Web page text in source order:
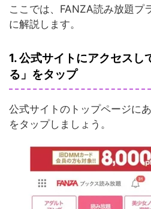
ここでは、FANZA読み放題プ
に解説します。
1. 公式サイトにアクセスし
る」をタップ
公式サイトのトップページに
をタップしましょう。